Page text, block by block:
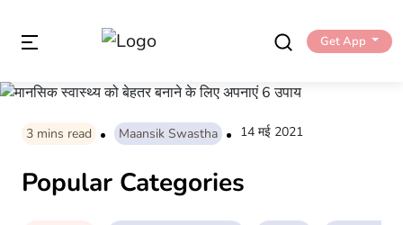
Get App
3 mins read Maansik Swastha 14 मई 2021
Popular Categories